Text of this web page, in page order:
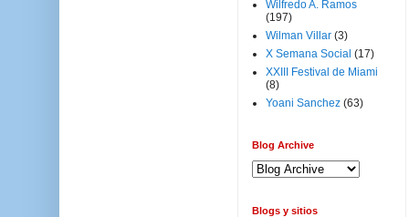
Wilfredo A. Ramos
(197)
Wilman Villar (3)
X Semana Social (17)
XXIII Festival de Miami
(8)
Yoani Sanchez (63)
Blog Archive
Blogs y sitios